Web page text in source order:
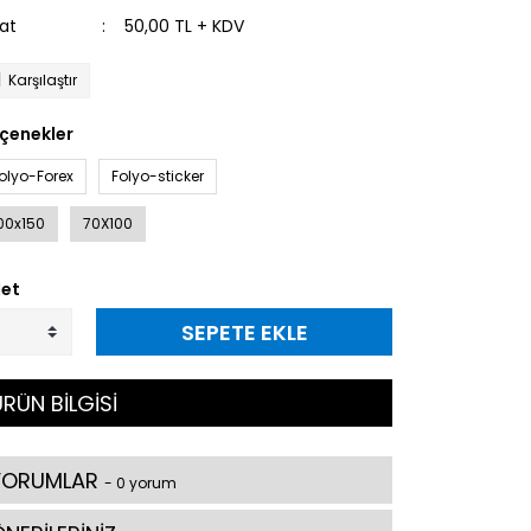
50,00 TL + KDV
Karşılaştır
Forex Folyo-sticker
70X100
SEPETE EKLE
BİLGİSİ
- 0 yorum